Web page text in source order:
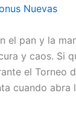
Nuevas
el pan y la
y caos. Si
el Torneo
cuando abra